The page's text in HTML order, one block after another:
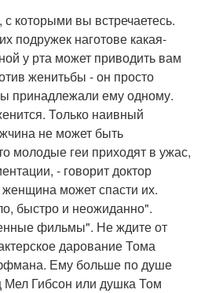
которыми вы встречаетесь.
подружек наготове какая-
у рта может приводить вам
женитьбы - он просто
принадлежали ему одному.
Только наивный
не может быть
молодые геи приходят в ужас,
- говорит доктор
женщина может спасти их.
быстро и неожиданно".
фильмы". Не ждите от
дарование Тома
Ему больше по душе
Гибсон или душка Том